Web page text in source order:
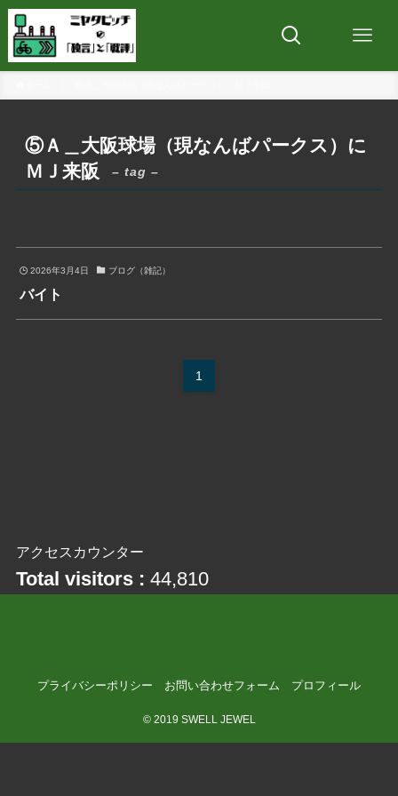
⑤Ａ＿大阪球場（現なんばパークス）に
ＭＪ来阪
– tag –
2026年3月4日 ブログ（雑記）
バイト
1
アクセスカウンター
Total visitors : 44,810
プライバシーポリシー お問い合わせフォーム プロフィール
©2019 SWELL JEWEL